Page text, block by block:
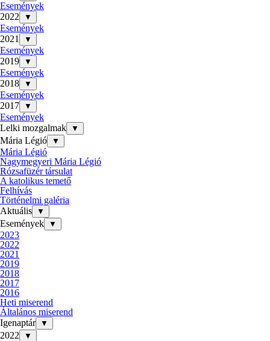
Események
2022
▼
Események
2021
▼
Események
2019
▼
Események
2018
▼
Események
2017
▼
Események
Lelki mozgalmak
▼
Mária Légió ▼
Mária Légió
Nagymegyeri Mária Légió
Rózsafüzér társulat
A katolikus temető
Felhívás
Történelmi galéria
Aktuális
▼
Események ▼
2023
2022
2021
2019
2018
2017
2016
Heti miserend
Általános miserend
Igenaptár
▼
2022 ▼